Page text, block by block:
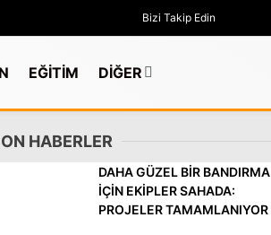
Bizi Takip Edin
EĞİTİM DİĞER
HABERLER
DAHA GÜZEL BİR BANDIRMA
İÇİN EKİPLER SAHADA:
PROJELER TAMAMLANIYOR